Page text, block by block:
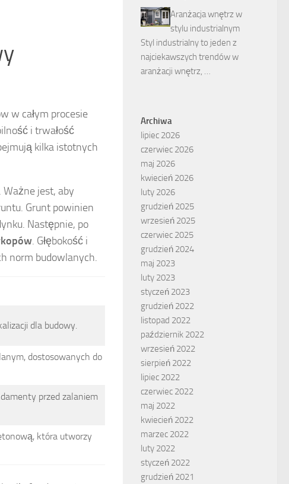
w całym procesie
i trwałość
kilka istotnych
jest, aby
Grunt powinien
Następnie, po
. Głębokość i
norm budowlanych.
dla budowy.
dostosowanych do
przed zalaniem
która utworzy
Aranżacja wnętrz w
stylu industrialnym
Styl industrialny to jeden z
najciekawszych trendów w
aranżacji wnętrz, …
Archiwa
lipiec 2026
czerwiec 2026
maj 2026
kwiecień 2026
luty 2026
grudzień 2025
wrzesień 2025
czerwiec 2025
grudzień 2024
maj 2023
luty 2023
styczeń 2023
grudzień 2022
listopad 2022
październik 2022
wrzesień 2022
sierpień 2022
lipiec 2022
czerwiec 2022
maj 2022
kwiecień 2022
marzec 2022
luty 2022
styczeń 2022
grudzień 2021